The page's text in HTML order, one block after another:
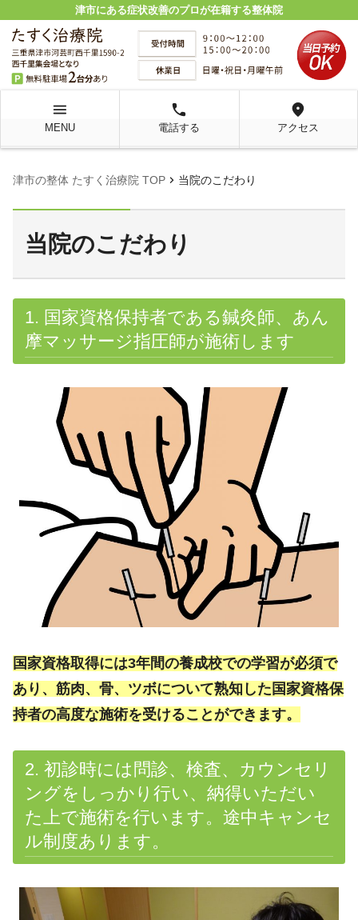
津市にある症状改善のプロが在籍する整体院
menu
MENU
local_phone
電話する
location_on
アクセス
津市の整体 たすく治療院 TOP chevron_right 当院のこだわり
当院のこだわり
1. 国家資格保持者である鍼灸師、あん
摩マッサージ指圧師が施術します
国家資格取得には3年間の養成校での学習が必須で
あり、筋肉、骨、ツボについて熟知した国家資格保
持者の高度な施術を受けることができます。
2. 初診時には問診、検査、カウンセリ
ングをしっかり行い、納得いただい
た上で施術を行います。途中キャンセ
ル制度あります。